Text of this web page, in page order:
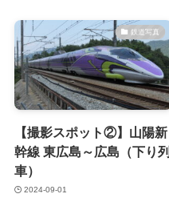
鉄道写真
【撮影スポット②】山陽新
幹線 東広島～広島（下り列
車）
2024-09-01